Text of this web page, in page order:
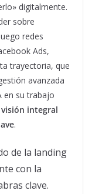
digitalmente.
sobre
redes
Ads,
trayectoria, que
avanzada
en su trabajo
integral
.
de la landing
con la
clave.